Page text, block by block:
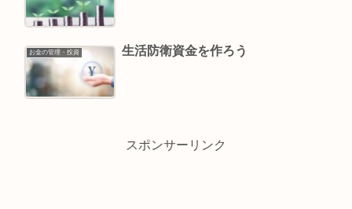
お金の管理・投資 生活防衛資金を作ろう
スポンサーリンク